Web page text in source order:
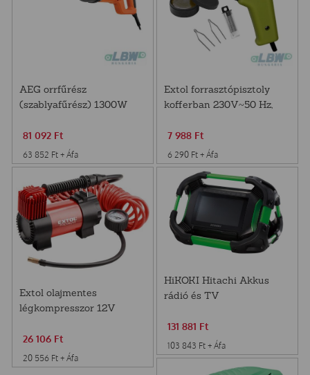
AEG orrfűrész
(szablyafűrész) 1300W
81 092 Ft
63 852 Ft + Áfa
Extol forrasztópisztoly
kofferban 230V~50 Hz,
7 988 Ft
6 290 Ft + Áfa
Extol olajmentes
légkompresszor 12V
26 106 Ft
20 556 Ft + Áfa
HiKOKI Hitachi Akkus
rádió és TV
131 881 Ft
103 843 Ft + Áfa